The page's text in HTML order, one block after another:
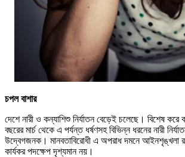
চপল বাশার
দেশে নারী ও কন্যাশিশু নির্যাতন বেড়েই চলেছে। বিশেষ করে
বছরের মার্চ থেকে এ পর্যন্ত ধর্ষণসহ বিভিন্ন ধরনের নারী
উদ্বেগজনক। মানবতাবিরোধী এ অপরাধ দমনে আইনশৃঙ্খলা
কার্যকর পদক্ষেপ দৃশ্যমান নয়।